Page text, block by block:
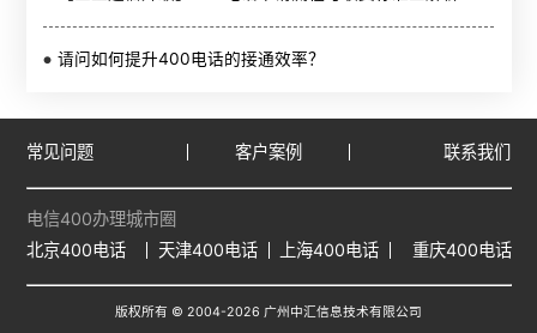
请问如何提升400电话的接通效率？
常见问题 客户案例 联系我们
电信400办理城市圈
北京400电话
天津400电话 上海400电话 重庆400电话
版权所有 © 2004-2026 广州中汇信息技术有限公司